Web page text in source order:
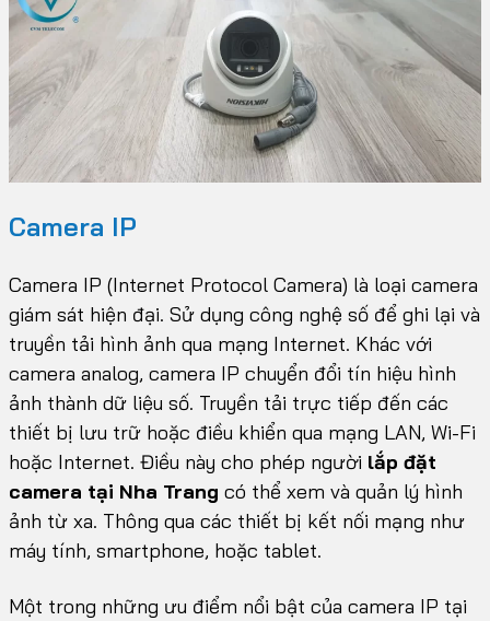
Camera IP
Camera IP (Internet Protocol Camera) là loại camera
giám sát hiện đại. Sử dụng công nghệ số để ghi lại và
truyền tải hình ảnh qua mạng Internet. Khác với
camera analog, camera IP chuyển đổi tín hiệu hình
ảnh thành dữ liệu số. Truyền tải trực tiếp đến các
thiết bị lưu trữ hoặc điều khiển qua mạng LAN, Wi-Fi
hoặc Internet. Điều này cho phép người lắp đặt
camera tại Nha Trang có thể xem và quản lý hình
ảnh từ xa. Thông qua các thiết bị kết nối mạng như
máy tính, smartphone, hoặc tablet.
Một trong những ưu điểm nổi bật của camera IP tại